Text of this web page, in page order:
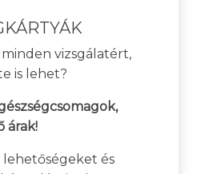
vizsgálatért,
is lehet?
árak!
lehetőségeket és